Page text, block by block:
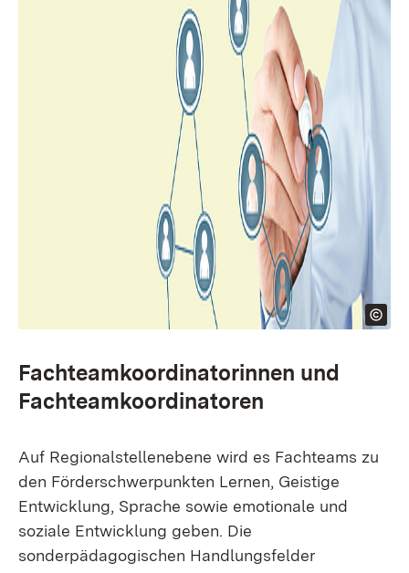
Fachteamkoordinatorinnen und
Fachteamkoordinatoren
Auf Regionalstellenebene wird es Fachteams zu
den Förderschwerpunkten Lernen, Geistige
Entwicklung, Sprache sowie emotionale und
soziale Entwicklung geben. Die
sonderpädagogischen Handlungsfelder